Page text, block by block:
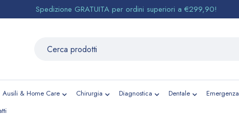
Spedizione GRATUITA per ordini superiori a €299,90!
Ausili & Home Care Chirurgia Diagnostica Dentale Emergenza